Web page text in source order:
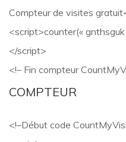
Compteur de visites
<script>counter(«
</script>
<!– Fin compteur
COMPTEUR
<!–Début code